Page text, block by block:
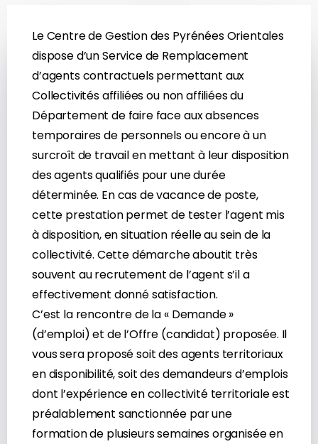
Le Centre de Gestion des Pyrénées Orientales
dispose d’un Service de Remplacement
d’agents contractuels permettant aux
Collectivités affiliées ou non affiliées du
Département de faire face aux absences
temporaires de personnels ou encore à un
surcroît de travail en mettant à leur disposition
des agents qualifiés pour une durée
déterminée. En cas de vacance de poste,
cette prestation permet de tester l’agent mis
à disposition, en situation réelle au sein de la
collectivité. Cette démarche aboutit très
souvent au recrutement de l’agent s’il a
effectivement donné satisfaction.
C’est la rencontre de la « Demande »
(d’emploi) et de l’Offre (candidat) proposée. Il
vous sera proposé soit des agents territoriaux
en disponibilité, soit des demandeurs d’emplois
dont l’expérience en collectivité territoriale est
préalablement sanctionnée par une
formation de plusieurs semaines organisée en